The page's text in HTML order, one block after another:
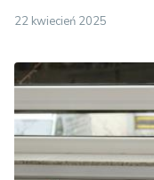
22 kwiecień 2025